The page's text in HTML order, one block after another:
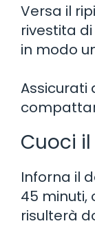
Versa il
rivestita
in modo
Assicurati
Cuoci
Inforna il
45 minuti,
risulterà